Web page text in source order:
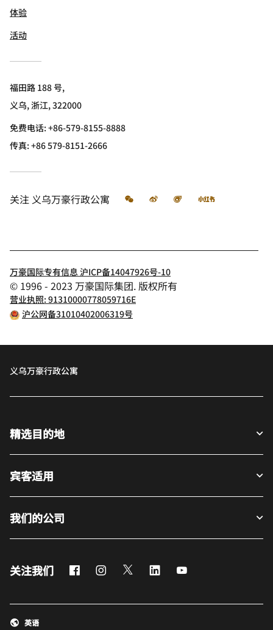
体验
活动
福田路 188 号,
义乌, 浙江, 322000
免费电话:+86-579-8155-8888
传真:+86 579-8151-2666
关注 义乌万豪行政公寓 微信 微博 飞猪 小红书
万豪国际专有信息 沪ICP备14047926号-10
© 1996 - 2023 万豪国际集团. 版权所有
营业执照: 91310000778059716E
沪公网备31010402006319号
义乌万豪行政公寓
精选目的地
宾客适用
我们的公司
关注我们 FacebookInstagram
Twitter LinkedIn
英语